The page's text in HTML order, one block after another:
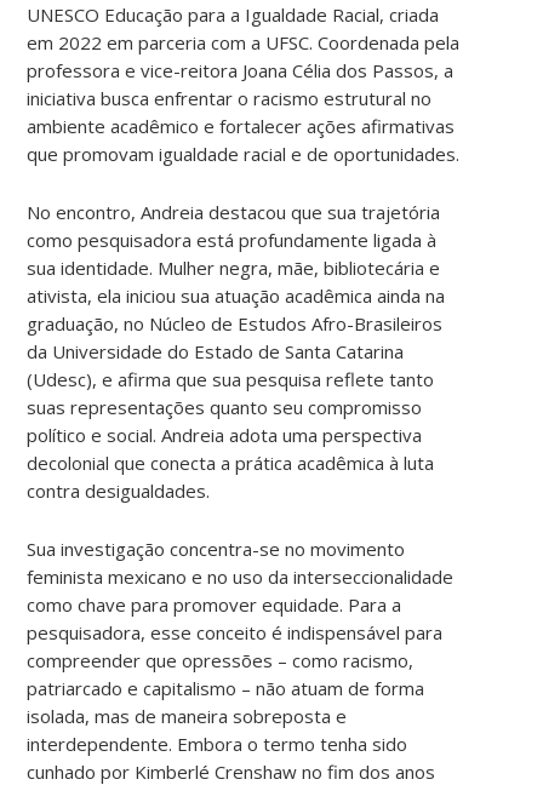
UNESCO Educação para a Igualdade Racial, criada
em 2022 em parceria com a UFSC. Coordenada pela
professora e vice-reitora Joana Célia dos Passos, a
iniciativa busca enfrentar o racismo estrutural no
ambiente acadêmico e fortalecer ações afirmativas
que promovam igualdade racial e de oportunidades.
No encontro, Andreia destacou que sua trajetória
como pesquisadora está profundamente ligada à
sua identidade. Mulher negra, mãe, bibliotecária e
ativista, ela iniciou sua atuação acadêmica ainda na
graduação, no Núcleo de Estudos Afro-Brasileiros
da Universidade do Estado de Santa Catarina
(Udesc), e afirma que sua pesquisa reflete tanto
suas representações quanto seu compromisso
político e social. Andreia adota uma perspectiva
decolonial que conecta a prática acadêmica à luta
contra desigualdades.
Sua investigação concentra-se no movimento
feminista mexicano e no uso da interseccionalidade
como chave para promover equidade. Para a
pesquisadora, esse conceito é indispensável para
compreender que opressões – como racismo,
patriarcado e capitalismo – não atuam de forma
isolada, mas de maneira sobreposta e
interdependente. Embora o termo tenha sido
cunhado por Kimberlé Crenshaw no fim dos anos